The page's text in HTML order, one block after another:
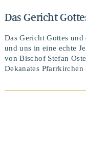
Das Gericht
Das Gericht Gottes und
und uns in eine echte
von Bischof Stefan
Dekanates Pfarrkirchen